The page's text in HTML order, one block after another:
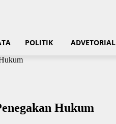
POLITIK ADVETORIAL
Hukum